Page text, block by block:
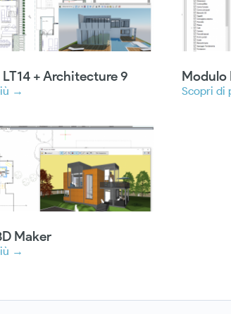
+ Architecture 9
→
Modulo
Scopri di
Maker
→